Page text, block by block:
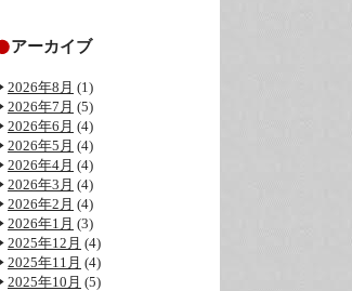
アーカイブ
2026年8月 (1)
2026年7月 (5)
2026年6月 (4)
2026年5月 (4)
2026年4月 (4)
2026年3月 (4)
2026年2月 (4)
2026年1月 (3)
2025年12月 (4)
2025年11月 (4)
2025年10月 (5)